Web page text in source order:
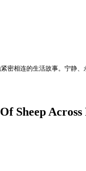
密相连的生活故事。宁静、
Sheep